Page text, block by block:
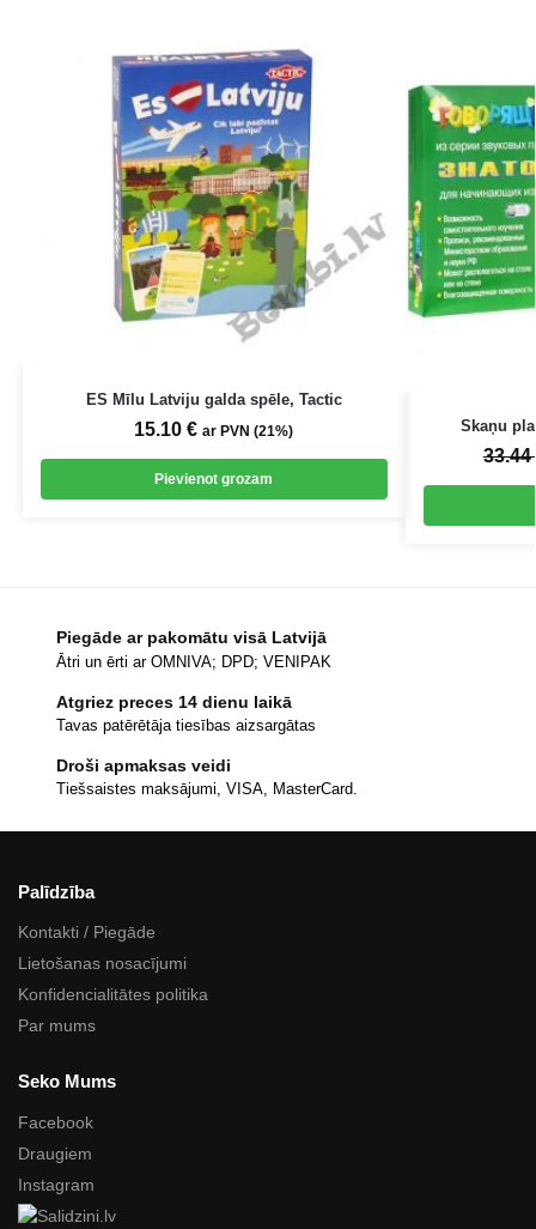
ES Mīlu Latviju galda spēle, Tactic
15.10€ ar PVN (21%)
Pievienot grozam
Skaņu
33.44
Piegāde ar pakomātu visā Latvijā
Ātri un ērti ar OMNIVA; DPD; VENIPAK
Atgriez preces 14 dienu laikā
Tavas patērētāja tiesības aizsargātas
Droši apmaksas veidi
Tiešsaistes maksājumi, VISA, MasterCard.
Palīdzība
Kontakti / Piegāde
Lietošanas nosacījumi
Konfidencialitātes politika
Par mums
Seko Mums
Facebook
Draugiem
Instagram